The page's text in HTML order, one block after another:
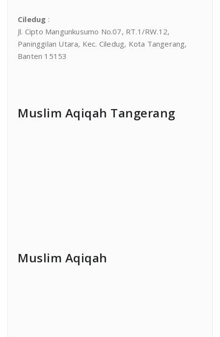
Ciledug :
Jl. Cipto Mangunkusumo No.07, RT.1/RW.12,
Paninggilan Utara, Kec. Ciledug, Kota Tangerang,
Banten 15153
Muslim Aqiqah Tangerang
Muslim Aqiqah